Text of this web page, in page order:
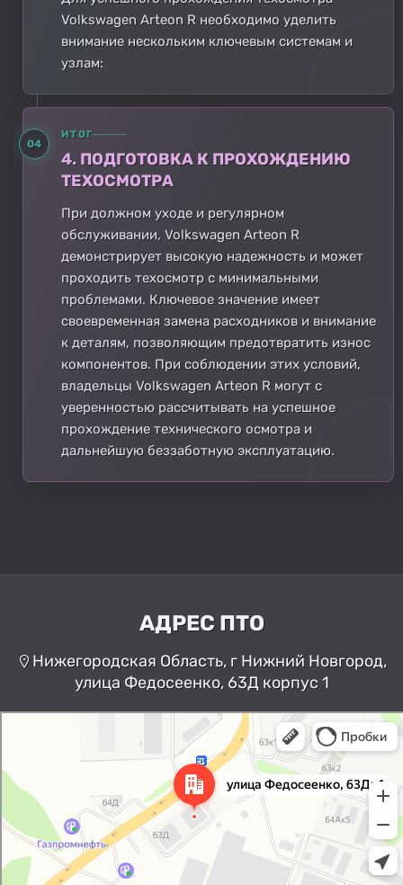
Volkswagen Arteon R необходимо уделить
внимание нескольким ключевым системам и
узлам:
04
ИТОГ
4. ПОДГОТОВКА К ПРОХОЖДЕНИЮ
ТЕХОСМОТРА
При должном уходе и регулярном
обслуживании, Volkswagen Arteon R
демонстрирует высокую надежность и может
проходить техосмотр с минимальными
проблемами. Ключевое значение имеет
своевременная замена расходников и внимание
к деталям, позволяющим предотвратить износ
компонентов. При соблюдении этих условий,
владельцы Volkswagen Arteon R могут с
уверенностью рассчитывать на успешное
прохождение технического осмотра и
дальнейшую беззаботную эксплуатацию.
АДРЕС ПТО
Нижегородская Область, г Нижний Новгород,
улица Федосеенко, 63Д корпус 1
Нижний Новгород
Улица Федосеенко, 63Дк1 —
Яндекс Карты